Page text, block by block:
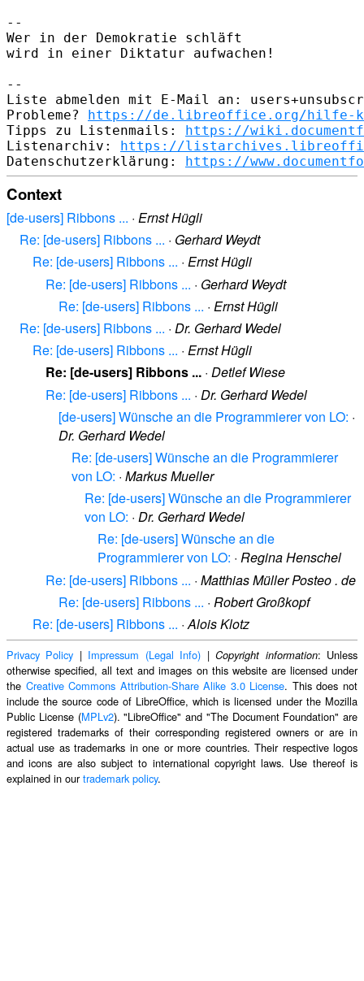
--
Wer in der Demokratie schläft
wird in einer Diktatur aufwachen!
--
Liste abmelden mit E-Mail an:
Probleme? https://de.libreoffice.org/hilfe-
Tipps zu Listenmails: https://
Listenarchiv: https://
Datenschutzerklärung: https://
Context
[de-users] Ribbons ... · Ernst Hügli
Re: [de-users] Ribbons ... · Gerhard Weydt
Re: [de-users] Ribbons ... · Ernst Hügli
Re: [de-users] Ribbons ... · Gerhard Weydt
Re: [de-users] Ribbons ... · Ernst Hügli
Re: [de-users] Ribbons ... · Dr. Gerhard Wedel
Re: [de-users] Ribbons ... · Ernst Hügli
Re: [de-users] Ribbons ... · Detlef Wiese
Re: [de-users] Ribbons ... · Dr. Gerhard Wedel
[de-users] Wünsche an die Programmierer von LO: ·
Dr. Gerhard Wedel
Re: [de-users] Wünsche an die Programmierer
von LO: · Markus Mueller
Re: [de-users] Wünsche an die Programmierer
von LO: · Dr. Gerhard Wedel
Re: [de-users] Wünsche an die
Programmierer von LO: · Regina Henschel
Re: [de-users] Ribbons ... · Matthias Müller Posteo . de
Re: [de-users] Ribbons ... · Robert Großkopf
Re: [de-users] Ribbons ... ·Alois Klotz
Privacy Policy | Impressum (Legal Info) |Copyright information: Unless
otherwise specified, all text and images on this website are licensed under
the Creative Commons Attribution-Share Alike 3.0 License. This does not
include the source code of LibreOffice, which is licensed under the Mozilla
Public License (MPLv2). "LibreOffice" and "The Document Foundation" are
registered trademarks of their corresponding registered owners or are in
actual use as trademarks in one or more countries. Their respective logos
and icons are also subject to international copyright laws. Use thereof is
explained in ourtrademark policy.